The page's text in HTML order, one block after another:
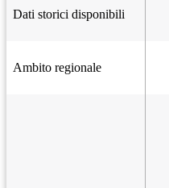
Dati storici disponibili
Ambito regionale